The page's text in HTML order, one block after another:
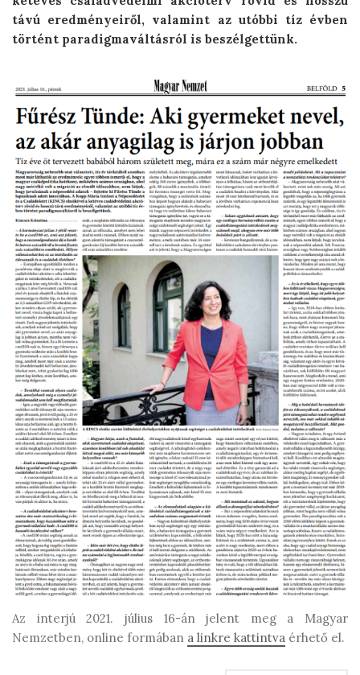
távú eredményeiről, valamint az utóbbi tíz évben
történt paradigmaváltásról is beszélgettünk.
Az interjú 2021. július 16-án jelent meg a Magyar
Nemzetben, online formában a linkre kattintva érhető el.